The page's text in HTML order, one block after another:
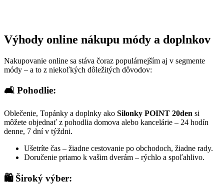
Výhody online nákupu módy a doplnkov
Nakupovanie online sa stáva čoraz populárnejším aj v segmente
módy – a to z niekoľkých dôležitých dôvodov:
🛋️ Pohodlie:
Oblečenie, Topánky a doplnky ako Silonky POINT 20den si
môžete objednať z pohodlia domova alebo kancelárie – 24 hodín
denne, 7 dní v týždni.
Ušetríte čas – žiadne cestovanie po obchodoch, žiadne rady.
Doručenie priamo k vašim dverám – rýchlo a spoľahlivo.
🛍️ Široký výber: